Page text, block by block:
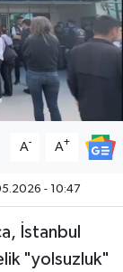
A- A+
- 10:47
İstanbul
"yolsuzluk"